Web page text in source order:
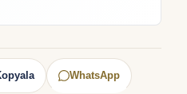
WhatsApp